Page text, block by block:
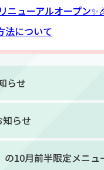
ニューアルオープン
法について
らせ
らせ
の10月前半限定メニュ